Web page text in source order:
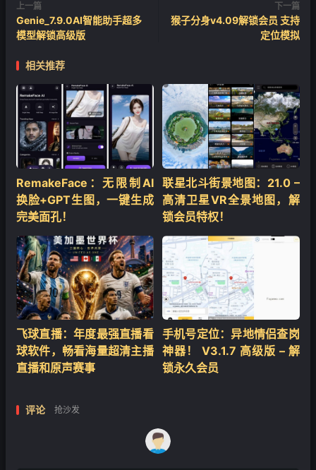
上一篇
Genie_7.9.0AI智能助手超多
模型解锁高级版
下一篇
猴子分身v4.09解锁会员 支持
定位模拟
相关推荐
RemakeFace：无限制AI
换脸+GPT生图，一键生成
完美面孔！
联星北斗街景地图：21.0 –
高清卫星VR全景地图，解
锁会员特权！
飞球直播：年度最强直播看
球软件，畅看海量超清主播
直播和原声赛事
手机号定位：异地情侣查岗
神器！ V3.1.7 高级版 – 解
锁永久会员
评论 抢沙发